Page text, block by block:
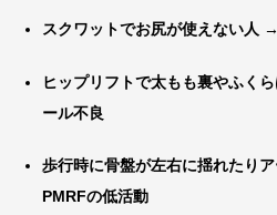
スクワットでお尻が使えない人
ヒップリフトで太もも裏やふく
ール不良
歩行時に骨盤が左右に揺れたり
PMRFの低活動